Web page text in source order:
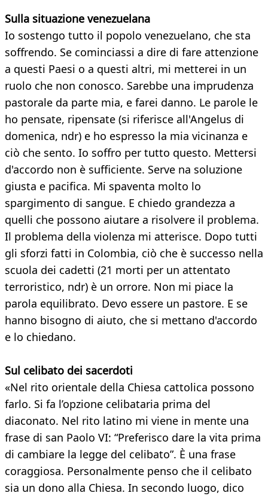
Sulla situazione venezuelana
Io sostengo tutto il popolo venezuelano, che sta
soffrendo. Se cominciassi a dire di fare attenzione
a questi Paesi o a questi altri, mi metterei in un
ruolo che non conosco. Sarebbe una imprudenza
pastorale da parte mia, e farei danno. Le parole le
ho pensate, ripensate (si riferisce all'Angelus di
domenica, ndr) e ho espresso la mia vicinanza e
ciò che sento. Io soffro per tutto questo. Mettersi
d'accordo non è sufficiente. Serve na soluzione
giusta e pacifica. Mi spaventa molto lo
spargimento di sangue. E chiedo grandezza a
quelli che possono aiutare a risolvere il problema.
Il problema della violenza mi atterisce. Dopo tutti
gli sforzi fatti in Colombia, ciò che è successo nella
scuola dei cadetti (21 morti per un attentato
terroristico, ndr) è un orrore. Non mi piace la
parola equilibrato. Devo essere un pastore. E se
hanno bisogno di aiuto, che si mettano d'accordo
e lo chiedano.
Sul celibato dei sacerdoti
«Nel rito orientale della Chiesa cattolica possono
farlo. Si fa l’opzione celibataria prima del
diaconato. Nel rito latino mi viene in mente una
frase di san Paolo VI: “Preferisco dare la vita prima
di cambiare la legge del celibato”. È una frase
coraggiosa. Personalmente penso che il celibato
sia un dono alla Chiesa. In secondo luogo, dico